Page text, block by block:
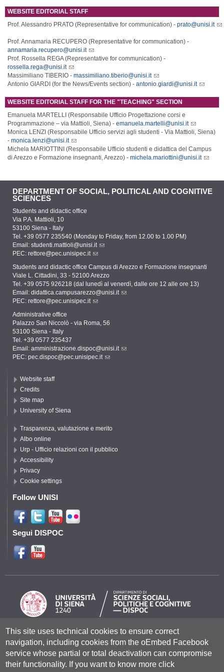
WEBSITE EDITORIAL STAFF
Prof. Alessandro PRATO (Representative for communication) - prato@unisi.it
Prof. Annamaria RECUPERO (Representative for communication) -
annamaria.recupero@unisi.it
Prof. Rossella REGA (Representative for communication) -
rossella.rega@unisi.it
Massimiliano TIBERIO - massimiliano.tiberio@unisi.it
Antonio GIARDI (for the News/Events section) - antonio.giardi@unisi.it
WEBSITE EDITORIAL STAFF FOR THE "TEACHING" SECTION
Emanuela MARTELLI (Responsabile Ufficio Progettazione corsi e
Programmazione – via Mattioli, Siena) - emanuela.martelli@unisi.it
Monica LENZI (Responsabile Ufficio servizi agli studenti - Via Mattioli, Siena)
- monica.lenzi@unisi.it
Michela MARIOTTINI (Responsabile Ufficio studenti e didattica del Campus
di Arezzo e Formazione insegnanti, Arezzo) - michela.mariottini@unisi.it
DEPARTMENT OF SOCIAL, POLITICAL AND COGNITIVE
SCIENCES
Students and didactic office
Via P.A. Mattioli, 10
53100 Siena - Italy
Tel. +39 0577 235540 (Monday to Friday, from 12.00 to 1.00 PM)
Email: studenti.mattioli@unisi.it
PEC: rettore@pec.unisipec.it
Students and didactic office Campus di Arezzo e Formazione insegnanti
Viale L. Cittadini, 33 - 52100 Arezzo
Tel. +39 0575 926218 (dal lunedì al venerdì, dalle ore 12 alle ore 13)
Email: didattica.campusarezzo@unisi.it
PEC: rettore@pec.unisipec.it
Administrative office
Palazzo San Niccolò - via Roma, 56
53100 Siena - Italy
Tel. +39 0577 235437
Email: amministrazione.dispoc@unisi.it
PEC: pec.dispoc@pec.unisipec.it
Website staff
Credits
Site map
University of Siena
Trasparenza, valutazione e merito
Albo online
Urp - Ufficio relazioni con il pubblico
Accessibility
Privacy
Cookie settings
Follow UNISI
Segui DISPOC
Università degli Studi di Siena - Rettorato, via Banchi di Sotto 55, 53100
Siena ITALIA
P.IVA 00273530527 | C.F. 80002070524 |Coordinate bancarie|Caselle
Pec: Posta Elettronica Certificata |Fatturazione Elettronica
This site uses technical cookies to ensure correct
navigation, including cookies from the oEmbed Facebook
service whose partial or total deactivation can compromise
their functionality. If you want to know more click